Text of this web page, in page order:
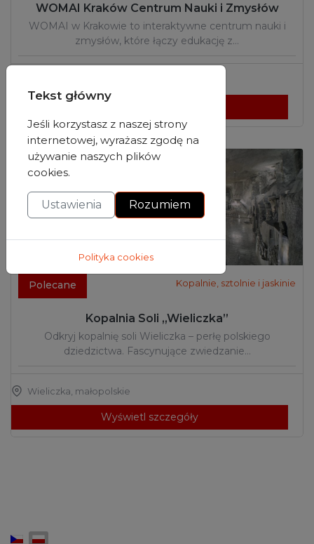
WOMAI Kraków Centrum Nauki i Zmysłów
WOMAI w Krakowie to interaktywne centrum nauki i
zmysłów, które łączy edukację z…
Polecane Kopalnie, sztolnie i jaskinie
Kopalnia Soli „Wieliczka”
Odkryj kopalnię soli Wieliczka – perłę polskiego
dziedzictwa. Fascynujące zwiedzanie…
Wieliczka małopolskie
Wyświetl szczegóły
Wybierz swój język
Tekst główny
Jeśli korzystasz z naszej strony
internetowej, wyrażasz zgodę na
używanie naszych plików
cookies.
Ustawienia Rozumiem
Polityka cookies